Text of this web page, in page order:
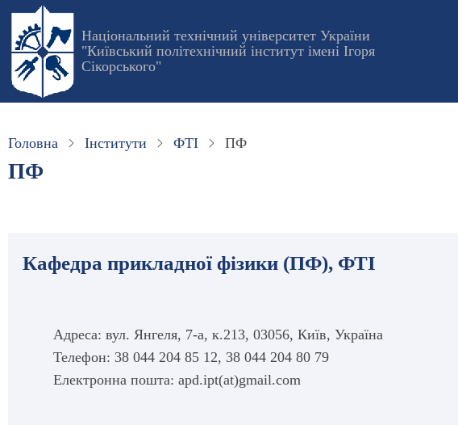
Перейти
основного
вмісту
Національний технічний університет України
"Київський політехнічний інститут імені Ігоря
Сікорського"
Головна Інститути ФТІ ПФ
ПФ
Кафедра прикладної фізики (ПФ), ФТІ
Адреса: вул. Янгеля, 7-а, к.213, 03056, Київ, Україна
Телефон: 38 044 204 85 12, 38 044 204 80 79
Електронна пошта: apd.ipt(at)gmail.com